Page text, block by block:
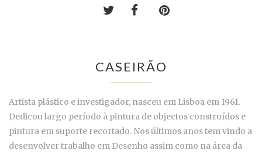
CASEIRÃO
Artista plástico e investigador, nasceu em Lisboa em 1961.
Dedicou largo período à pintura de objectos construídos e
pintura em suporte recortado. Nos últimos anos tem vindo a
desenvolver trabalho em Desenho assim como na área da